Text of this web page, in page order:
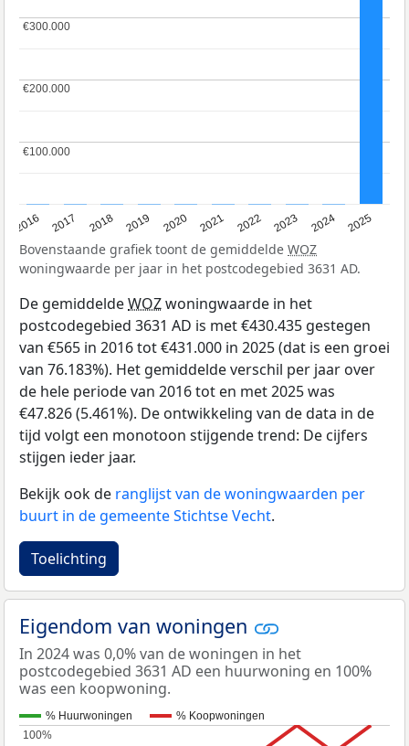
2016 2017 2018 2019 2020 2021 2022 2023 2024 2025
€100.000
€100.000
€200.000
€200.000
€300.000
€300.000
Bovenstaande grafiek toont de gemiddelde WOZ
woningwaarde per jaar in het postcodegebied 3631 AD.
De gemiddeldeWOZwoningwaarde in het
postcodegebied 3631 AD is met €430.435 gestegen
van €565 in 2016 tot €431.000 in 2025 (dat is een groei
van 76.183%). Het gemiddelde verschil per jaar over
de hele periode van 2016 tot en met 2025 was
€47.826 (5.461%). De ontwikkeling van de data in de
tijd volgt een monotoon stijgende trend: De cijfers
stijgen ieder jaar.
Bekijk ook de ranglijst van de woningwaarden per
buurt in de gemeente Stichtse Vecht.
Toelichting
Eigendom van woningen
In 2024 was 0,0% van de woningen in het
postcodegebied 3631 AD een huurwoning en 100%
was een koopwoning.
% Huurwoningen
% Koopwoningen
100%
100%